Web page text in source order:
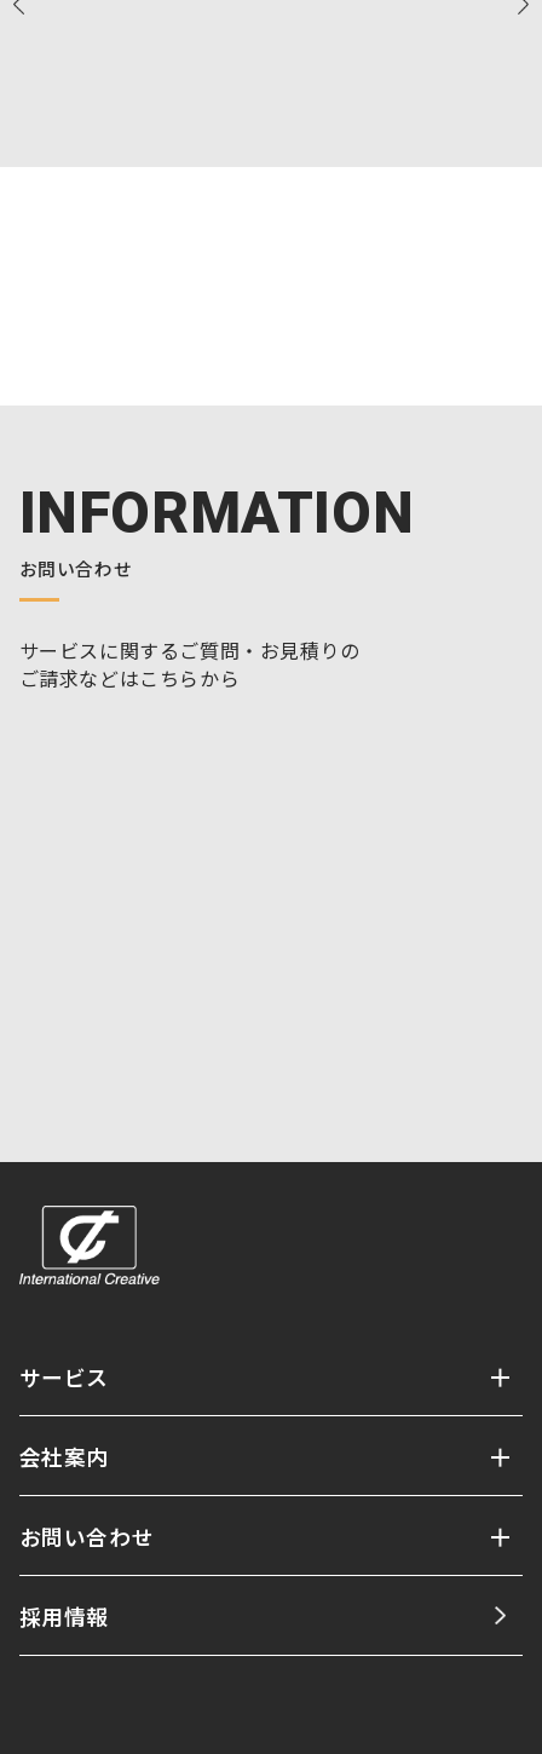
INFORMATION
お問い合わせ
サービスに関するご質問・お見積りの
ご請求などはこちらから
サービス
会社案内
お問い合わせ
採用情報